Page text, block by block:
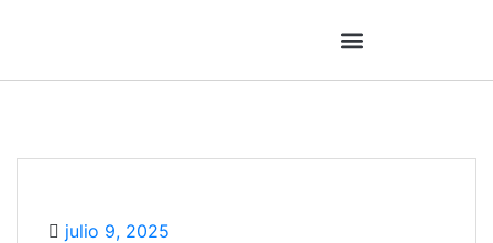
julio 9, 2025